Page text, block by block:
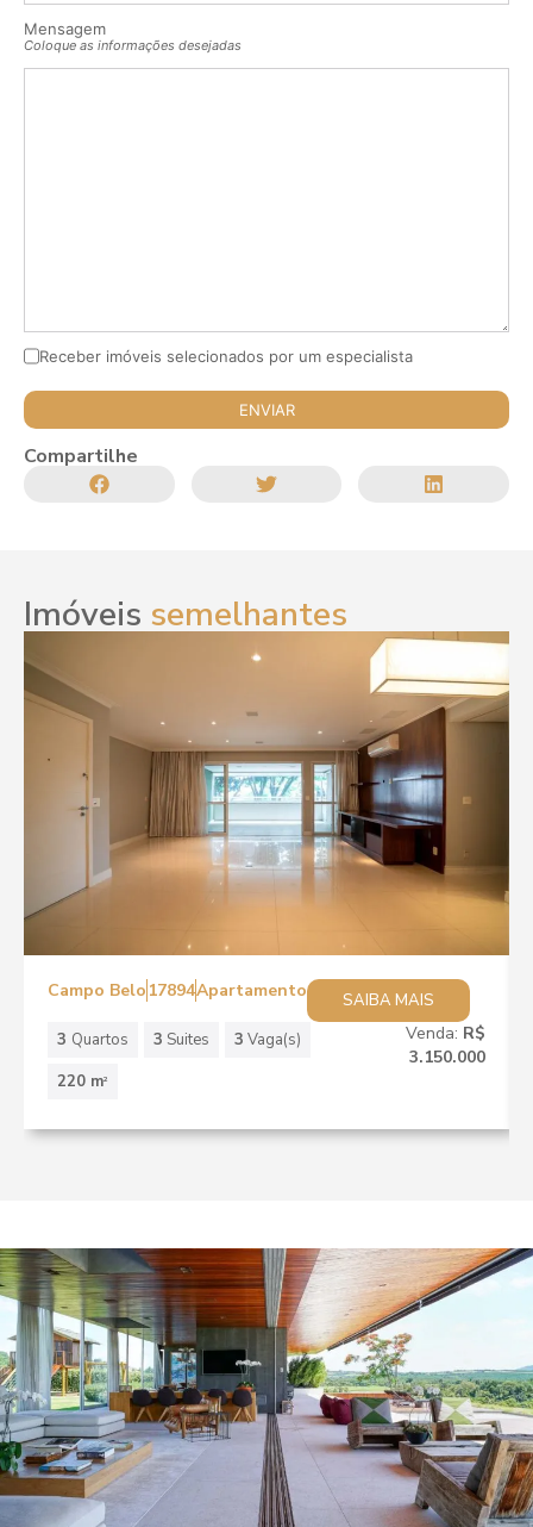
Mensagem
Coloque as informações desejadas
Receber imóveis selecionados por um especialista
Compartilhe
Imóveis semelhantes
Campo Belo 17894Apartamento
SAIBA MAIS
3 Quartos 3 Suites 3 Vaga(s)
220 m2
Venda: R$
3.150.000